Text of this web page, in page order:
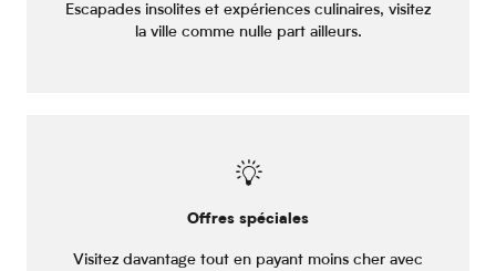
Escapades insolites et expériences culinaires, visitez
la ville comme nulle part ailleurs.
Offres spéciales
Visitez davantage tout en payant moins cher avec